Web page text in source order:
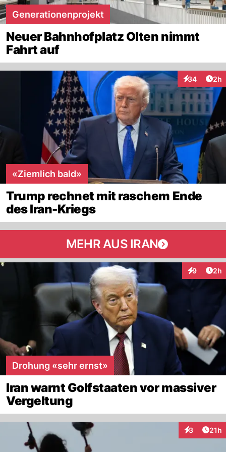
Generationenprojekt
Neuer Bahnhofplatz Olten nimmt
Fahrt auf
34
Interaktionen
2h
«Ziemlich bald»
Trump rechnet mit raschem Ende
des Iran-Kriegs
MEHR AUS IRAN
9 2h
Drohung «sehr ernst»
Iran warnt Golfstaaten vor massiver
Vergeltung
3
Interaktionen
21h